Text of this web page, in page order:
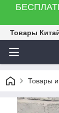
Товары
Товары и